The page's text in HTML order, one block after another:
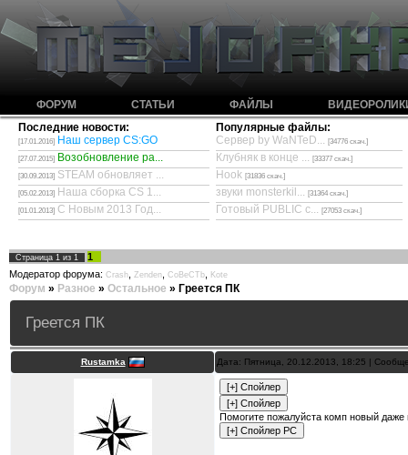
ФОРУМ СТАТЬИ ФАЙЛЫ
Последние новости:
[17.01.2016] Наш сервер CS:GO
[27.07.2015] Возобновление ра...
[30.09.2013] STEAM обновляет ...
[05.02.2013] Наша сборка CS 1...
[01.01.2013] С Новым 2013 Год...
Популярные файлы:
Сервер by WaNTeD... [34776 скач.]
Клубняк в конце ... [33377 скач.]
Hook [31836 скач.]
звуки monsterkil... [31364 скач.]
Готовый PUBLIC с... [27053 скач.]
Страница 1 из 1
1
Модератор форума: Crash Zenden CoBeCTb Kote
Форум » Разное » Остальное » Греется ПК
Греется ПК
Rustamka Дата: Пятница, 20.12.2013, 18:25 |
Помогите пожалуйста комп новый